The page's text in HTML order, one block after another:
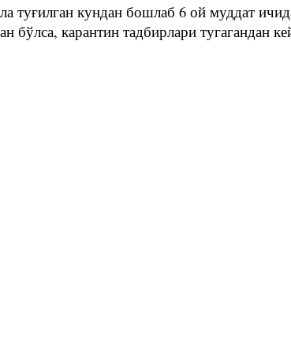
туғилган кундан бошлаб 6 ой муддат
бўлса, карантин тадбирлари